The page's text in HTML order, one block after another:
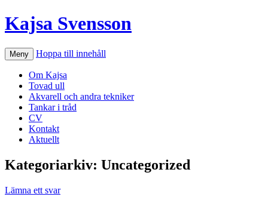
Kajsa Svensson
Meny Hoppa till innehåll
Om Kajsa
Tovad ull
Akvarell och andra tekniker
Tankar i tråd
CV
Kontakt
Aktuellt
Kategoriarkiv: Uncategorized
Lämna ett svar